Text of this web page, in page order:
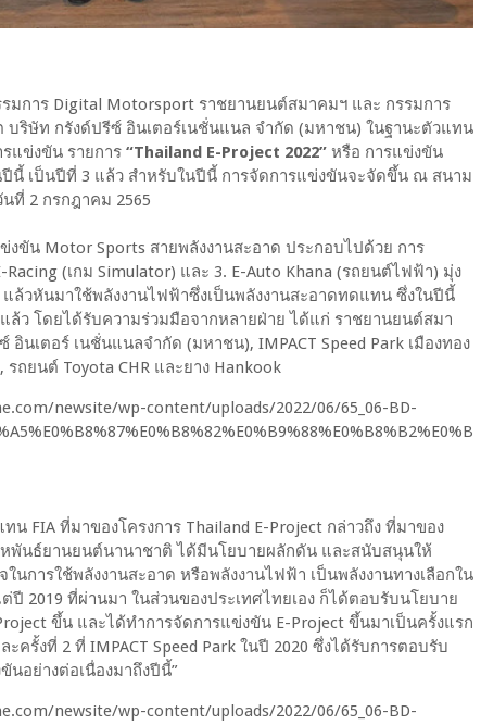
มการ Digital Motorsport ราชยานยนต์สมาคมฯ และ กรรมการ
บริษัท กรังด์ปรีซ์ อินเตอร์เนชั่นแนล จำกัด (มหาชน) ในฐานะตัวแทน
แข่งขัน รายการ “Thailand E-Project 2022” หรือ การแข่งขัน
นี้ เป็นปีที่ 3 แล้ว สำหรับในปีนี้ การจัดการแข่งขันจะจัดขึ้น ณ สนาม
ที่ 2 กรกฎาคม 2565
ข่งขัน Motor Sports สายพลังงานสะอาด ประกอบไปด้วย การ
(เกม Simulator) และ 3. E-Auto Khana (รถยนต์ไฟฟ้า) มุ่ง
แล้วหันมาใช้พลังงานไฟฟ้าซึ่งเป็นพลังงานสะอาดทดแทน ซึ่งในปีนี้
ล้ว โดยได้รับความร่วมมือจากหลายฝ่าย ได้แก่ ราชยานยนต์สมา
อินเตอร์ เนชั่นแนลจำกัด (มหาชน), IMPACT Speed Park เมืองทอง
รถยนต์ Toyota CHR และยาง Hankook
FIA ที่มาของโครงการ Thailand E-Project กล่าวถึง ที่มาของ
หพันธ์ยานยนต์นานาชาติ ได้มีนโยบายผลักดัน และสนับสนุนให้
การใช้พลังงานสะอาด หรือพลังงานไฟฟ้า เป็นพลังงานทางเลือกใน
2019 ที่ผ่านมา ในส่วนของประเทศไทยเอง ก็ได้ตอบรับนโยบาย
ขึ้น และได้ทำการจัดการแข่งขัน E-Project ขึ้นมาเป็นครั้งแรก
ะครั้งที่ 2 ที่ IMPACT Speed Park ในปี 2020 ซึ่งได้รับการตอบรับ
นอย่างต่อเนื่องมาถึงปีนี้”